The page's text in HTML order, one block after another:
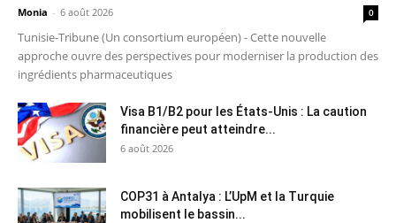
Monia - 6 août 2026 0
Tunisie-Tribune (Un consortium européen) - Cette nouvelle
approche ouvre des perspectives pour moderniser la production des
ingrédients pharmaceutiques
Visa B1/B2 pour les États-Unis : La caution
financière peut atteindre...
6 août 2026
COP31 à Antalya : L’UpM et la Turquie
mobilisent le bassin...